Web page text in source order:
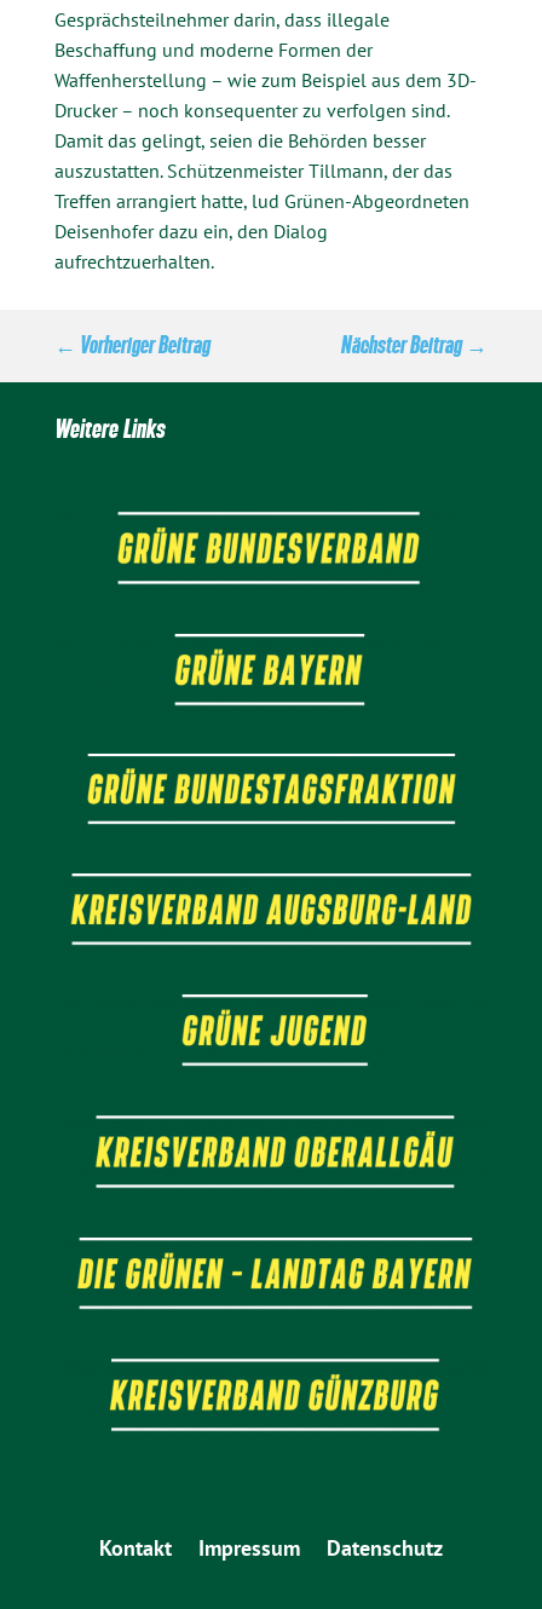
Gesprächsteilnehmer darin, dass illegale
Beschaffung und moderne Formen der
Waffenherstellung – wie zum Beispiel aus dem 3D-
Drucker – noch konsequenter zu verfolgen sind.
Damit das gelingt, seien die Behörden besser
auszustatten. Schützenmeister Tillmann, der das
Treffen arrangiert hatte, lud Grünen-Abgeordneten
Deisenhofer dazu ein, den Dialog
aufrechtzuerhalten.
← Vorheriger Beitrag Nächster Beitrag→
Weitere Links
Kontakt Impressum Datenschutz